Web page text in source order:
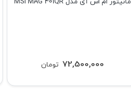
تومان 72,500,000